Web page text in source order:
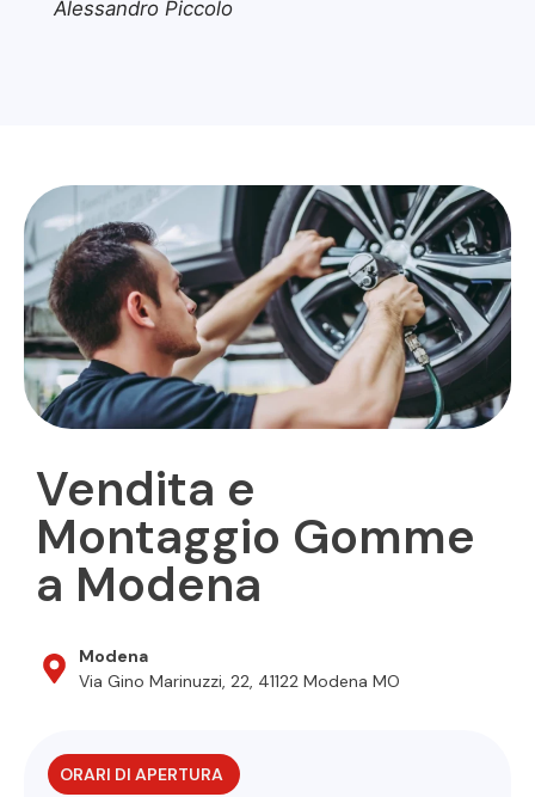
Alessandro Piccolo
Vendita e
Montaggio Gomme
a Modena
Modena
Via Gino Marinuzzi, 22, 41122 Modena MO
ORARI DI APERTURA